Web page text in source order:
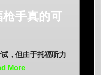
手真的可
，但由于托福听力
More